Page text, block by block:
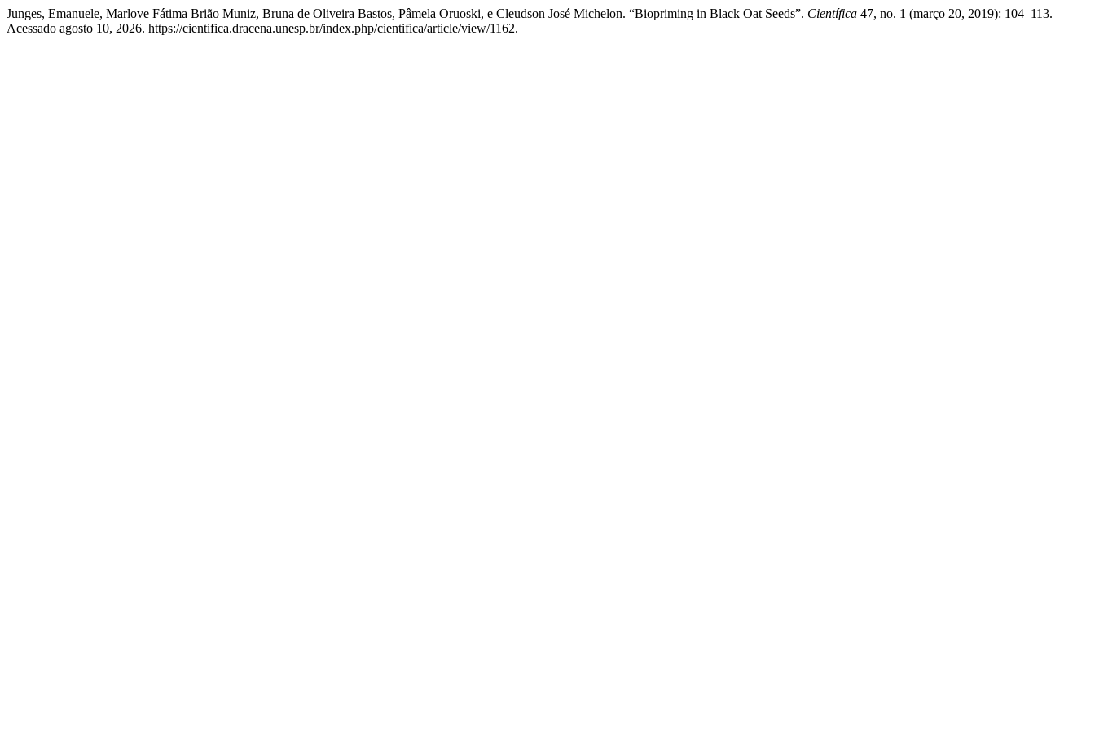
Junges, Emanuele, Marlove Fátima Brião Muniz, Bruna de Oliveira Bastos, Pâmela Oruoski, e Cleudson José Michelon. “Biopriming in Black Oat Seeds”. Científica 47, no. 1 (março 20, 2019): 104–113.
Acessado agosto 10, 2026. https://cientifica.dracena.unesp.br/index.php/cientifica/article/view/1162.